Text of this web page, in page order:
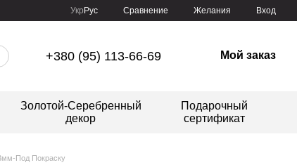
Укр Рус Сравнение Желания Вход
+380 (95) 113-66-69 Мой заказ
Золотой-Серебренный
декор
Подарочный
сертификат
Под Покраску